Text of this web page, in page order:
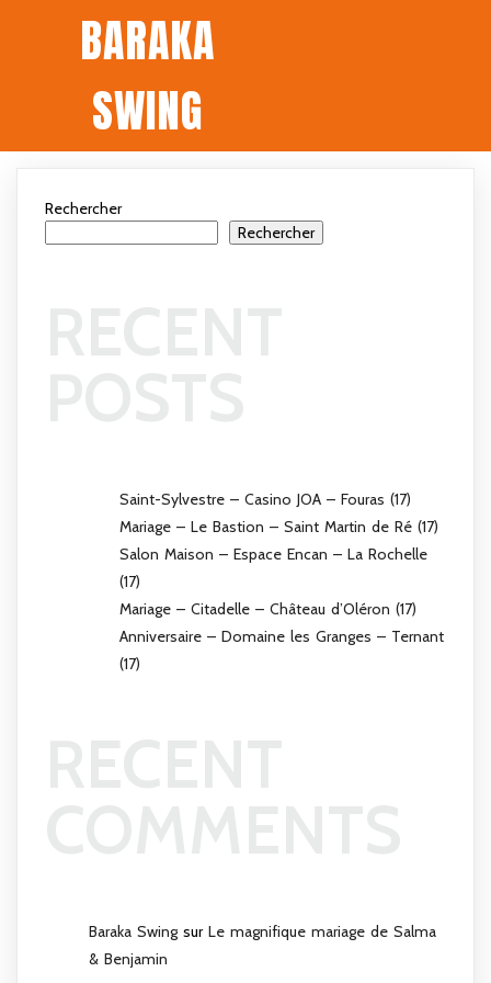
BARAKA
SWING
Rechercher
Rechercher
Saint-Sylvestre – Casino JOA – Fouras (17)
Mariage – Le Bastion – Saint Martin de Ré (17)
Salon Maison – Espace Encan – La Rochelle
(17)
Mariage – Citadelle – Château d’Oléron (17)
Anniversaire – Domaine les Granges – Ternant
(17)
Baraka Swing sur Le magnifique mariage de Salma
& Benjamin